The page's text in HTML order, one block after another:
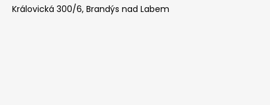
Královická 300/6, Brandýs nad Labem